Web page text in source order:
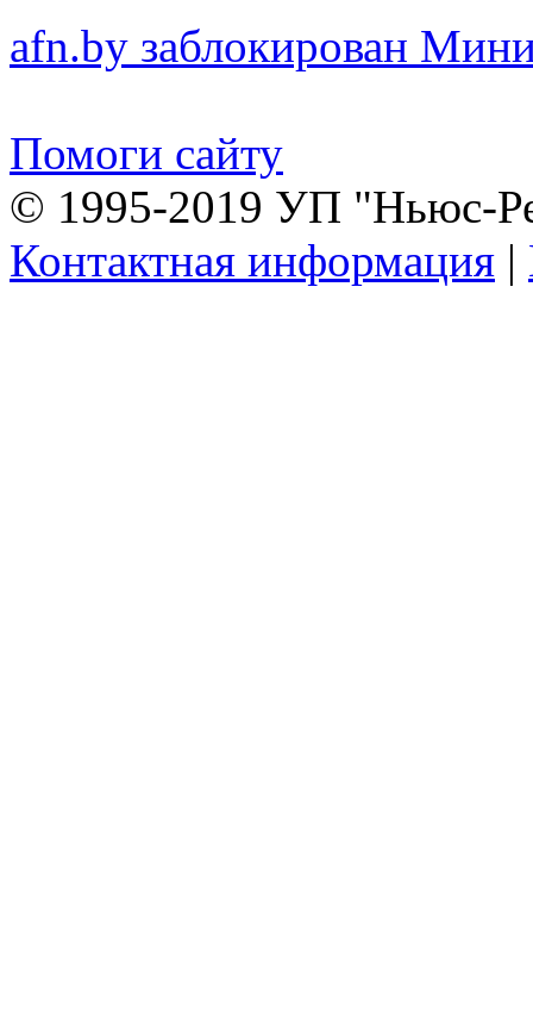
afn.by заблокирован
Помоги сайту
© 1995-2019 УП "Ньюс-
Контактная информация |